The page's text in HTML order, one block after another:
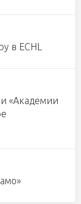
в ECHL
«Академии